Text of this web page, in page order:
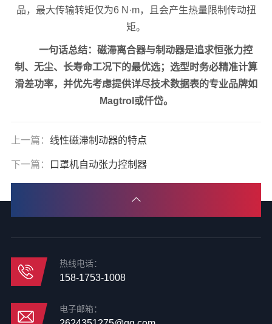
品，最大传输转矩仅为6 N·m，且会产生热量限制传动扭
矩。
一句话总结：磁滞离合器与制动器是追求恒张力控
制、无尘、长寿命工况下的最优选；选型时务必精准计算
滑差功率，并优先考虑提供详尽技术数据表的专业品牌如
Magtrol或仟岱。
上一篇： 线性磁滞制动器的特点
下一篇： 口罩机自动张力控制器
热线电话：
158-1753-1008
电子邮箱：